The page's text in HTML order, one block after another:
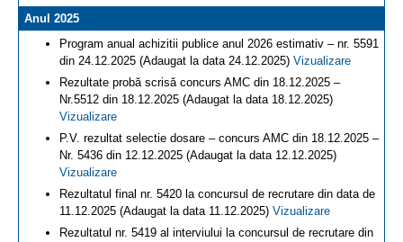
Anul 2025
Program anual achizitii publice anul 2026 estimativ – nr. 5591
din 24.12.2025 (Adaugat la data 24.12.2025) Vizualizare
Rezultate probă scrisă concurs AMC din 18.12.2025 –
Nr.5512 din 18.12.2025 (Adaugat la data 18.12.2025)
Vizualizare
P.V. rezultat selectie dosare – concurs AMC din 18.12.2025 –
Nr. 5436 din 12.12.2025 (Adaugat la data 12.12.2025)
Vizualizare
Rezultatul final nr. 5420 la concursul de recrutare din data de
11.12.2025 (Adaugat la data 11.12.2025) Vizualizare
Rezultatul nr. 5419 al interviului la concursul de recrutare din